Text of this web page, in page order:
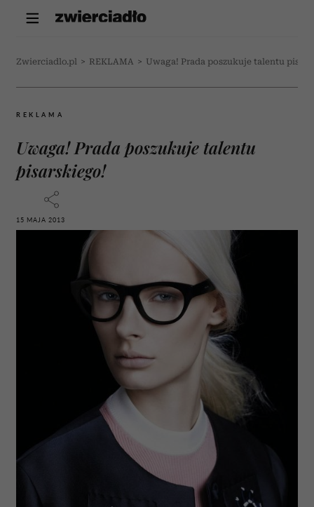
Zwierciadlo.pl > REKLAMA > Uwaga! Prada poszukuje talentu
REKLAMA
Uwaga! Prada poszukuje talentu
pisarskiego!
15 MAJA 2013